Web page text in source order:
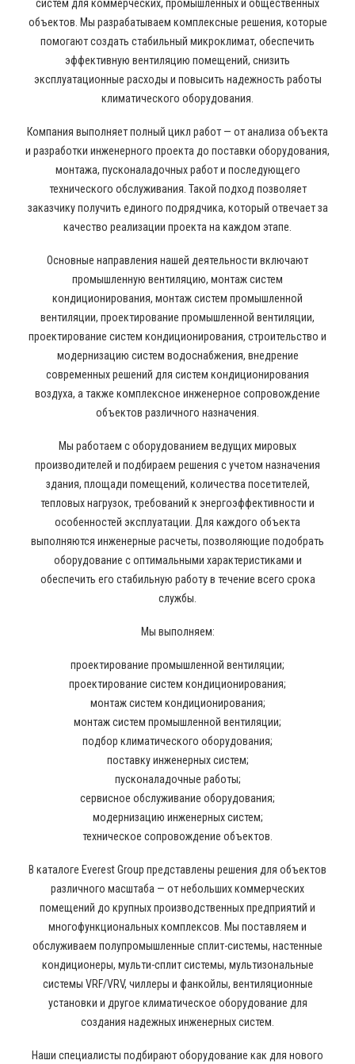
систем для коммерческих, промышленных и общественных
объектов. Мы разрабатываем комплексные решения, которые
помогают создать стабильный микроклимат, обеспечить
эффективную вентиляцию помещений, снизить
эксплуатационные расходы и повысить надежность работы
климатического оборудования.
Компания выполняет полный цикл работ — от анализа объекта
и разработки инженерного проекта до поставки оборудования,
монтажа, пусконаладочных работ и последующего
технического обслуживания. Такой подход позволяет
заказчику получить единого подрядчика, который отвечает за
качество реализации проекта на каждом этапе.
Основные направления нашей деятельности включают
промышленную вентиляцию, монтаж систем
кондиционирования, монтаж систем промышленной
вентиляции, проектирование промышленной вентиляции,
проектирование систем кондиционирования, строительство и
модернизацию систем водоснабжения, внедрение
современных решений для систем кондиционирования
воздуха, а также комплексное инженерное сопровождение
объектов различного назначения.
Мы работаем с оборудованием ведущих мировых
производителей и подбираем решения с учетом назначения
здания, площади помещений, количества посетителей,
тепловых нагрузок, требований к энергоэффективности и
особенностей эксплуатации. Для каждого объекта
выполняются инженерные расчеты, позволяющие подобрать
оборудование с оптимальными характеристиками и
обеспечить его стабильную работу в течение всего срока
службы.
Мы выполняем:
проектирование промышленной вентиляции;
проектирование систем кондиционирования;
монтаж систем кондиционирования;
монтаж систем промышленной вентиляции;
подбор климатического оборудования;
поставку инженерных систем;
пусконаладочные работы;
сервисное обслуживание оборудования;
модернизацию инженерных систем;
техническое сопровождение объектов.
В каталоге Everest Group представлены решения для объектов
различного масштаба — от небольших коммерческих
помещений до крупных производственных предприятий и
многофункциональных комплексов. Мы поставляем и
обслуживаем полупромышленные сплит-системы, настенные
кондиционеры, мульти-сплит системы, мультизональные
системы VRF/VRV, чиллеры и фанкойлы, вентиляционные
установки и другое климатическое оборудование для
создания надежных инженерных систем.
Наши специалисты подбирают оборудование как для нового